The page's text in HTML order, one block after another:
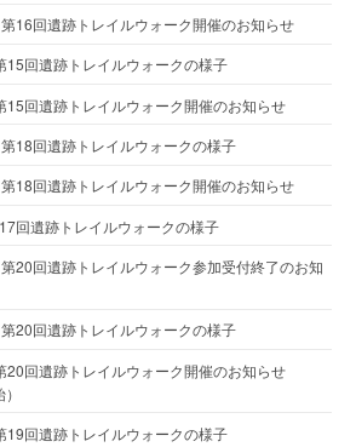
16回遺跡トレイルウォーク開催のお知らせ
回遺跡トレイルウォークの様子
回遺跡トレイルウォーク開催のお知らせ
18回遺跡トレイルウォークの様子
18回遺跡トレイルウォーク開催のお知らせ
回遺跡トレイルウォークの様子
回遺跡トレイルウォーク参加受付終了のお知
20回遺跡トレイルウォークの様子
回遺跡トレイルウォーク開催のお知らせ
回遺跡トレイルウォークの様子